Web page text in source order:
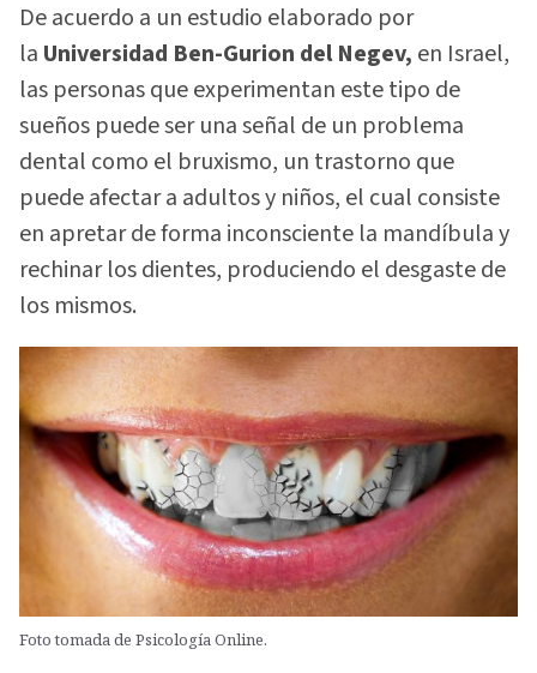
De acuerdo a un estudio elaborado por
la Universidad Ben-Gurion del Negev, en Israel,
las personas que experimentan este tipo de
sueños puede ser una señal de un problema
dental como el bruxismo, un trastorno que
puede afectar a adultos y niños, el cual consiste
en apretar de forma inconsciente la mandíbula y
rechinar los dientes, produciendo el desgaste de
los mismos.
Foto tomada de Psicología Online.